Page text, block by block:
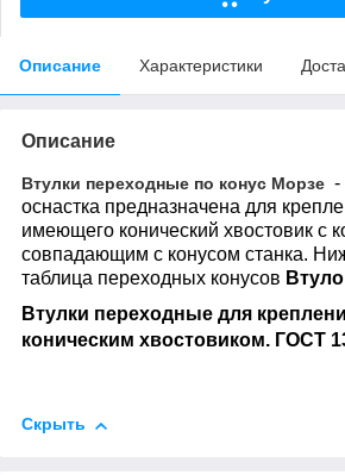
Описание Характеристики
Описание
Втулки переходные по конус Морзе -
оснастка предназначена для
имеющего конический хвостовик с
совпадающим с конусом станка.
таблица переходных конусов
Втулки переходные для
коническим хвостовиком. ГОСТ
Скрыть